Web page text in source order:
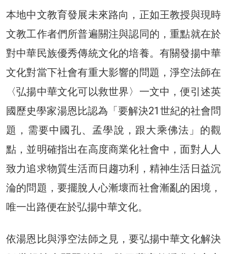
本地中文教育發展未來路向，正如王教授與現時
文教工作者們所普遍關注與認同的，重點就在於
對中華民族優秀傳統文化的培養。有關發揚中華
文化對當下社會有重大影響的問題，淨空法師在
〈弘揚中華文化可以救世界〉一文中，便引述英
國歷史學家湯恩比認為「要解決21世紀的社會問
題，需要中國孔、孟學說，跟大乘佛法」的觀
點，並明確指出在高度商業化社會中，面對人人
致力追求物質生活而日趨功利，精神生活日益沉
淪的問題，要擺脫人心漸壞而社會漸亂的困境，
唯一出路便在於弘揚中華文化。
依湯恩比與淨空法師之見，要弘揚中華文化解決